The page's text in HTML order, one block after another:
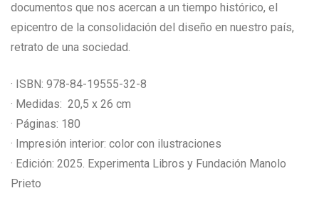
documentos que nos acercan a un tiempo histórico, el
epicentro de la consolidación del diseño en nuestro país,
retrato de una sociedad.
· ISBN: 978-84-19555-32-8
· Medidas: 20,5 x 26 cm
· Páginas: 180
· Impresión interior: color con ilustraciones
· Edición: 2025. Experimenta Libros y Fundación Manolo
Prieto